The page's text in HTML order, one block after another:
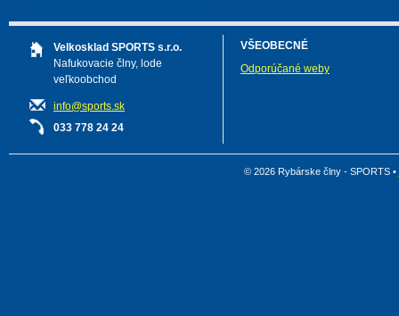
Velkosklad SPORTS s.r.o.
Nafukovacie člny, lode
veľkoobchod
info@sports.sk
033 778 24 24
VŠEOBECNÉ
Odporúčané weby
© 2026 Rybárske člny - SPORTS •